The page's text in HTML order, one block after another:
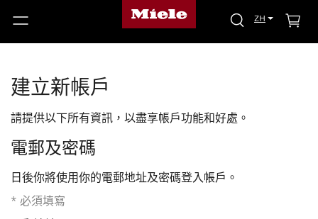
ZH
建立新帳戶
請提供以下所有資訊，以盡享帳戶功能和好處。
電郵及密碼
日後你將使用你的電郵地址及密碼登入帳戶。
* 必須填寫